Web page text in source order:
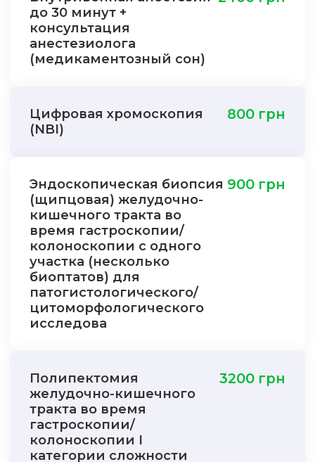
до 30 минут +
консультация
анестезиолога
(медикаментозный сон)
Цифровая хромоскопия
(NBI)
800 грн
Эндоскопическая биопсия
(щипцовая) желудочно-
кишечного тракта во
время гастроскопии/
колоноскопии с одного
участка (несколько
биоптатов) для
патогистологического/
цитоморфологического
исследова
900 грн
Полипектомия
желудочно-кишечного
тракта во время
гастроскопии/
колоноскопии I
категории сложности
3200 грн